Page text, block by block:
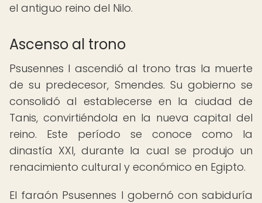
el antiguo reino del Nilo.
Ascenso al trono
Psusennes I ascendió al trono tras la muerte
de su predecesor, Smendes. Su gobierno se
consolidó al establecerse en la ciudad de
Tanis, convirtiéndola en la nueva capital del
reino. Este período se conoce como la
dinastía XXI, durante la cual se produjo un
renacimiento cultural y económico en Egipto.
El faraón Psusennes I gobernó con sabiduría